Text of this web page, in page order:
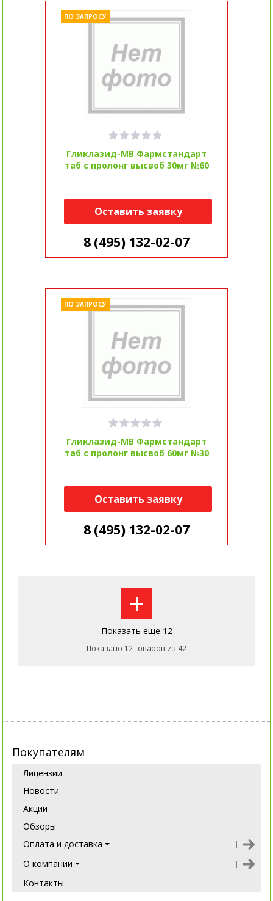
Гликлазид-МВ Фармстандарт
таб с пролонг высвоб 30мг №60
ПО ЗАПРОСУ
Оставить заявку
8 (495) 132-02-07
Гликлазид-МВ Фармстандарт
таб с пролонг высвоб 60мг №30
ПО ЗАПРОСУ
Оставить заявку
8 (495) 132-02-07
+
Показать еще 12
Показано 12 товаров из 42
Покупателям
Лицензии
Новости
Акции
Обзоры
Оплата и доставка
О компании
Контакты